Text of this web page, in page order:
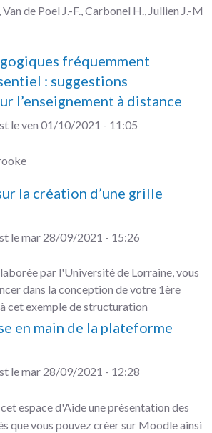
de Poel J.-F., Carbonel H., Jullien J.-M
fréquemment
: suggestions
l’enseignement à distance
leven 01/10/2021 - 11:05
la création d’une grille
lemar 28/09/2021 - 15:26
par l'Université de Lorraine, vous
dans la conception de votre 1ère
cet exemple de structuration
en main de la plateforme
lemar 28/09/2021 - 12:28
espace d'Aide une présentation des
que vous pouvez créer sur Moodle ainsi